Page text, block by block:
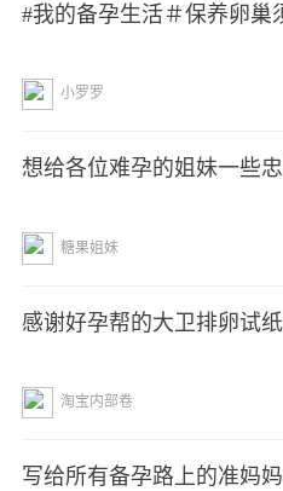
#我的备孕生活＃保养卵巢
小罗罗
想给各位难孕的姐妹一些
糖果姐妹
感谢好孕帮的大卫排卵试
淘宝内部卷
写给所有备孕路上的准妈妈